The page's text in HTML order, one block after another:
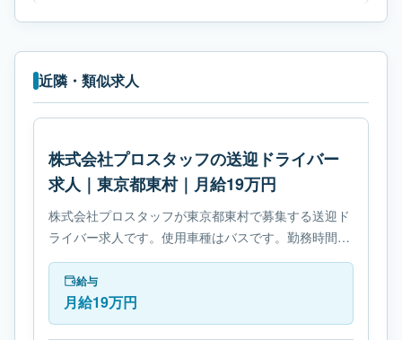
近隣・類似求人
株式会社プロスタッフの送迎ドライバー
求人｜東京都東村｜月給19万円
株式会社プロスタッフが東京都東村で募集する送迎ド
ライバー求人です。使用車種はバスです。勤務時間
は- 変形労働時間制です。必要免許は- 中型自動車免許
です。給与
月給19万円